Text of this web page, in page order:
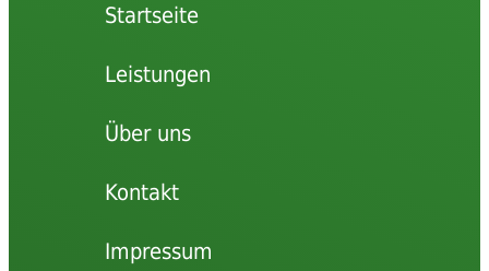
Startseite
Leistungen
Über uns
Kontakt
Impressum